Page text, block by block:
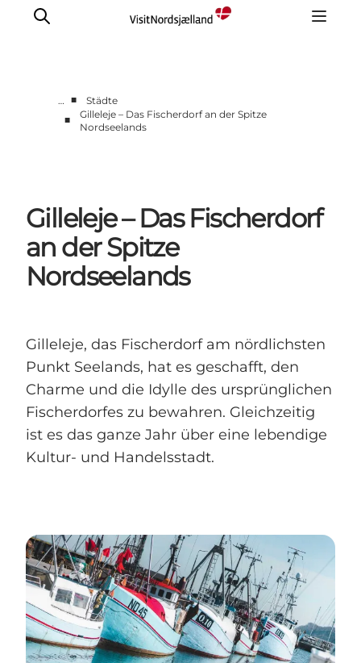
Highlights
Unterkünfte
Städte
Reiseplanung
… ■
Städte
■
Gilleleje – Das Fischerdorf an der Spitze
Nordseelands
Gilleleje – Das Fischerdorf
an der Spitze
Nordseelands
Gilleleje, das Fischerdorf am nördlichsten
Punkt Seelands, hat es geschafft, den
Charme und die Idylle des ursprünglichen
Fischerdorfes zu bewahren. Gleichzeitig
ist es das ganze Jahr über eine lebendige
Kultur- und Handelsstadt.